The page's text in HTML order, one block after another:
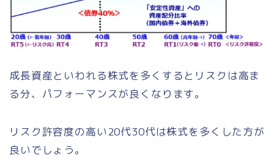
成長資産といわれる株式を多くするとリスクは高ま
る分、パフォーマンスが良くなります。
リスク許容度の高い20代30代は株式を多くした方が
良いでしょう。